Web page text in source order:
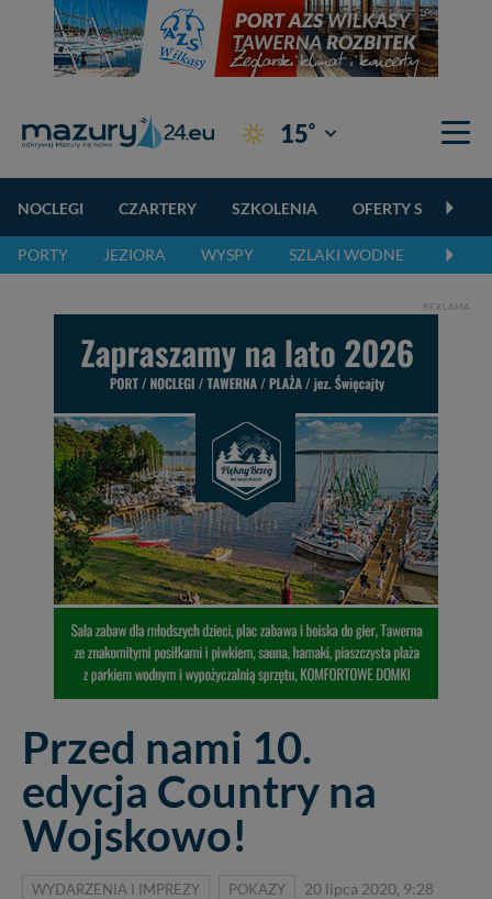
15° Giżycko
NOCLEGI CZARTERY SZKOLENIA OFERTY
PORTY JEZIORA WYSPY SZLAKI WODNE
REKLAMA
Przed nami 10.
edycja Country na
Wojskowo!
WYDARZENIA I IMPREZY POKAZY 20 lipca 2020, 9:28